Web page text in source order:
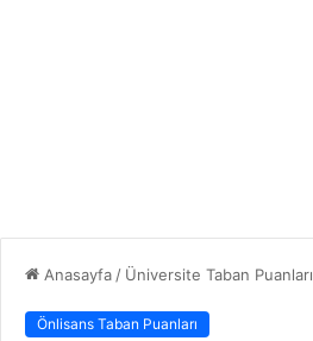
Anasayfa / Üniversite Taban Puanları
Önlisans Taban Puanları